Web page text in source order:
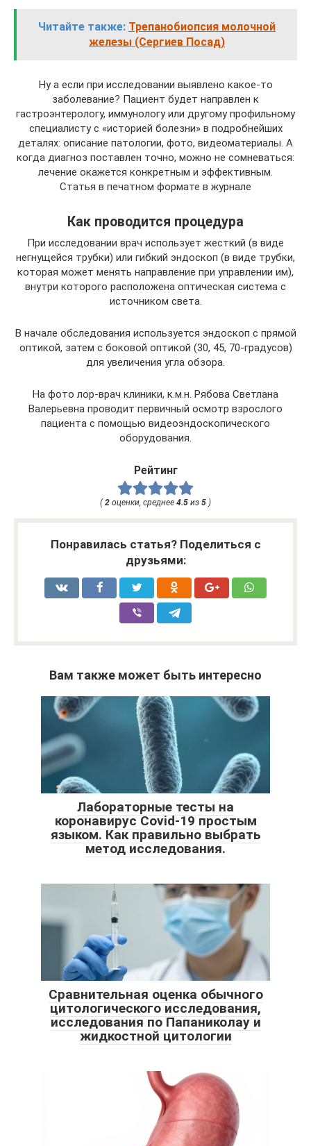
Читайте также: Трепанобиопсия молочной
железы (Сергиев Посад)
Ну а если при исследовании выявлено какое-то
заболевание? Пациент будет направлен к
гастроэнтерологу, иммунологу или другому профильному
специалисту с «историей болезни» в подробнейших
деталях: описание патологии, фото, видеоматериалы. А
когда диагноз поставлен точно, можно не сомневаться:
лечение окажется конкретным и эффективным.
Статья в печатном формате в журнале
Как проводится процедура
При исследовании врач использует жесткий (в виде
негнущейся трубки) или гибкий эндоскоп (в виде трубки,
которая может менять направление при управлении им),
внутри которого расположена оптическая система с
источником света.
В начале обследования используется эндоскоп с прямой
оптикой, затем с боковой оптикой (30, 45, 70-градусов)
для увеличения угла обзора.
На фото лор-врач клиники, к.м.н. Рябова Светлана
Валерьевна проводит первичный осмотр взрослого
пациента с помощью видеоэндоскопического
оборудования.
Рейтинг
( 2 оценки, среднее 4.5 из 5 )
Понравилась статья? Поделиться с
друзьями:
Вам также может быть интересно
Лабораторные тесты на
коронавирус Covid-19 простым
языком. Как правильно выбрать
метод исследования.
Сравнительная оценка обычного
цитологического исследования,
исследования по Папаниколау и
жидкостной цитологии